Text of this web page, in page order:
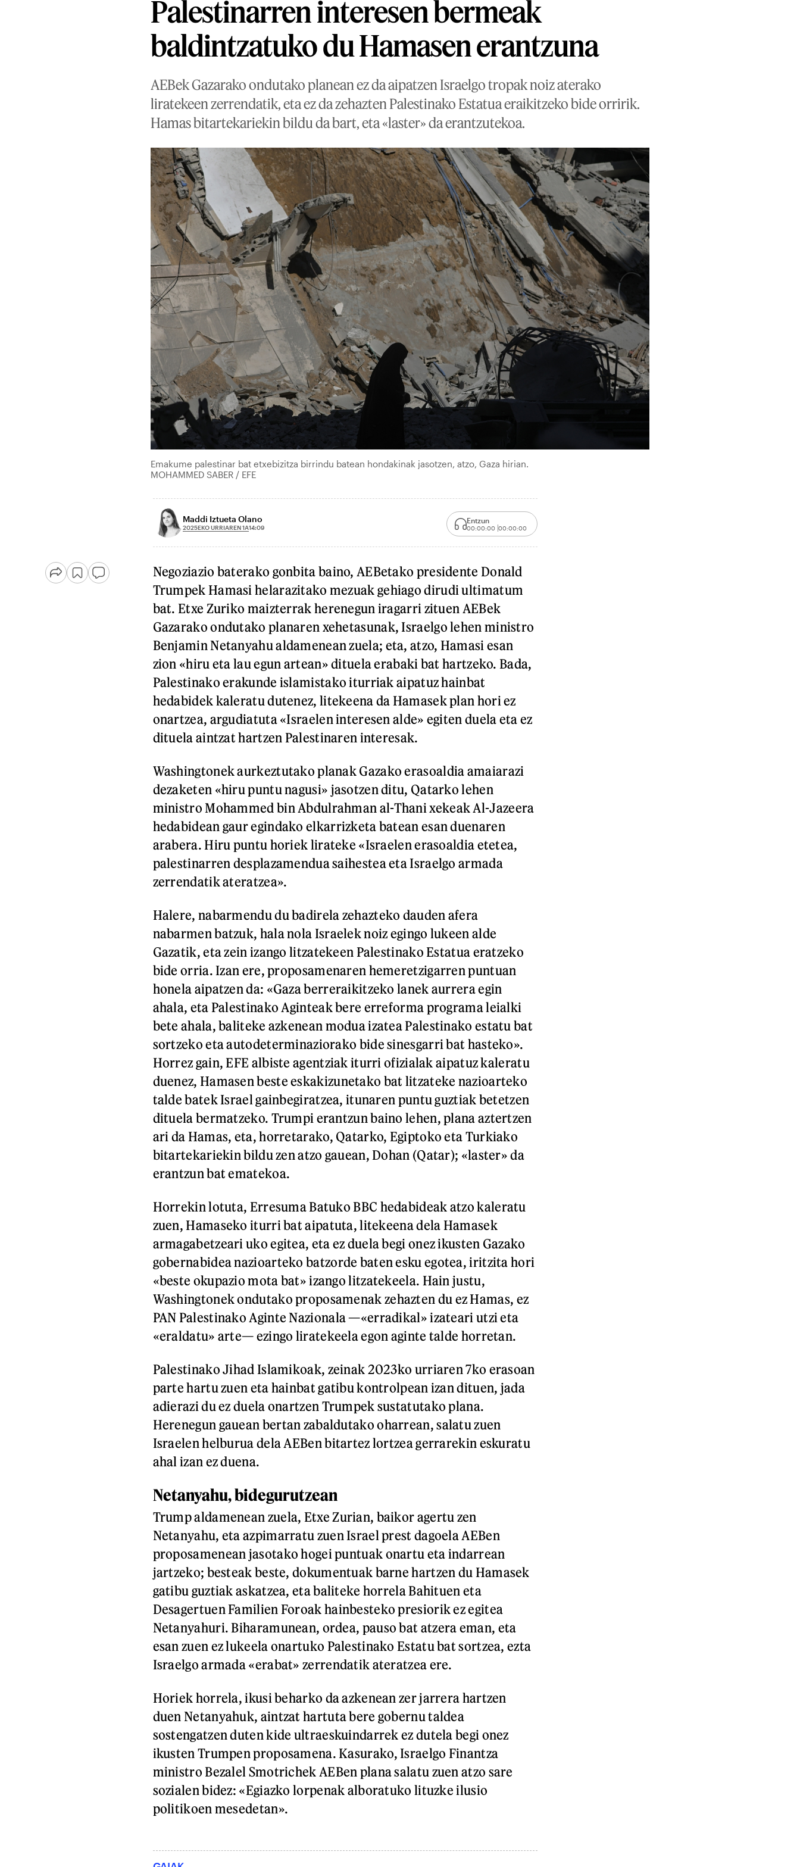
Palestinarren interesen bermeak
baldintzatuko du Hamasen erantzuna
AEBek Gazarako ondutako planean ez da aipatzen Israelgo tropak noiz aterako
liratekeen zerrendatik, eta ez da zehazten Palestinako Estatua eraikitzeko bide orririk.
Hamas bitartekariekin bildu da bart, eta «laster» da erantzutekoa.
Emakume palestinar bat etxebizitza birrindu batean hondakinak jasotzen, atzo, Gaza hirian.
MOHAMMED SABER / EFE
Maddi Iztueta Olano
2025EKO URRIAREN 1A14:09
Entzun
00:00:00 00:00:00
Negoziazio baterako gonbita baino, AEBetako presidente Donald
Trumpek Hamasi helarazitako mezuak gehiago dirudi ultimatum
bat. Etxe Zuriko maizterrak herenegun iragarri zituen AEBek
Gazarako ondutako planaren xehetasunak, Israelgo lehen ministro
Benjamin Netanyahu aldamenean zuela; eta, atzo, Hamasi esan
zion «hiru eta lau egun artean» dituela erabaki bat hartzeko. Bada,
Palestinako erakunde islamistako iturriak aipatuz hainbat
hedabidek kaleratu dutenez, litekeena da Hamasek plan hori ez
onartzea, argudiatuta «Israelen interesen alde» egiten duela eta ez
dituela aintzat hartzen Palestinaren interesak.
Washingtonek aurkeztutako planak Gazako erasoaldia amaiarazi
dezaketen «hiru puntu nagusi» jasotzen ditu, Qatarko lehen
ministro Mohammed bin Abdulrahman al-Thani xekeak Al-Jazeera
hedabidean gaur egindako elkarrizketa batean esan duenaren
arabera. Hiru puntu horiek lirateke «Israelen erasoaldia etetea,
palestinarren desplazamendua saihestea eta Israelgo armada
zerrendatik ateratzea».
Halere, nabarmendu du badirela zehazteko dauden afera
nabarmen batzuk, hala nola Israelek noiz egingo lukeen alde
Gazatik, eta zein izango litzatekeen Palestinako Estatua eratzeko
bide orria. Izan ere, proposamenaren hemeretzigarren puntuan
honela aipatzen da: «Gaza berreraikitzeko lanek aurrera egin
ahala, eta Palestinako Aginteak bere erreforma programa leialki
bete ahala, baliteke azkenean modua izatea Palestinako estatu bat
sortzeko eta autodeterminaziorako bide sinesgarri bat hasteko».
Horrez gain, EFE albiste agentziak iturri ofizialak aipatuz kaleratu
duenez, Hamasen beste eskakizunetako bat litzateke nazioarteko
talde batek Israel gainbegiratzea, itunaren puntu guztiak betetzen
dituela bermatzeko. Trumpi erantzun baino lehen, plana aztertzen
ari da Hamas, eta, horretarako, Qatarko, Egiptoko eta Turkiako
bitartekariekin bildu zen atzo gauean, Dohan (Qatar); «laster» da
erantzun bat ematekoa.
Horrekin lotuta, Erresuma Batuko BBC hedabideak atzo kaleratu
zuen, Hamaseko iturri bat aipatuta, litekeena dela Hamasek
armagabetzeari uko egitea, eta ez duela begi onez ikusten Gazako
gobernabidea nazioarteko batzorde baten esku egotea, iritzita hori
«beste okupazio mota bat» izango litzatekeela. Hain justu,
Washingtonek ondutako proposamenak zehazten du ez Hamas, ez
PAN Palestinako Aginte Nazionala —«erradikal» izateari utzi eta
«eraldatu» arte— ezingo liratekeela egon aginte talde horretan.
Palestinako Jihad Islamikoak, zeinak 2023ko urriaren 7ko erasoan
parte hartu zuen eta hainbat gatibu kontrolpean izan dituen, jada
adierazi du ez duela onartzen Trumpek sustatutako plana.
Herenegun gauean bertan zabaldutako oharrean, salatu zuen
Israelen helburua dela AEBen bitartez lortzea gerrarekin eskuratu
ahal izan ez duena.
Netanyahu, bidegurutzean
Trump aldamenean zuela, Etxe Zurian, baikor agertu zen
Netanyahu, eta azpimarratu zuen Israel prest dagoela AEBen
proposamenean jasotako hogei puntuak onartu eta indarrean
jartzeko; besteak beste, dokumentuak barne hartzen du Hamasek
gatibu guztiak askatzea, eta baliteke horrela Bahituen eta
Desagertuen Familien Foroak hainbesteko presiorik ez egitea
Netanyahuri. Biharamunean, ordea, pauso bat atzera eman, eta
esan zuen ez lukeela onartuko Palestinako Estatu bat sortzea, ezta
Israelgo armada «erabat» zerrendatik ateratzea ere.
Horiek horrela, ikusi beharko da azkenean zer jarrera hartzen
duen Netanyahuk, aintzat hartuta bere gobernu taldea
sostengatzen duten kide ultraeskuindarrek ez dutela begi onez
ikusten Trumpen proposamena. Kasurako, Israelgo Finantza
ministro Bezalel Smotrichek AEBen plana salatu zuen atzo sare
sozialen bidez: «Egiazko lorpenak alboratuko lituzke ilusio
politikoen mesedetan».